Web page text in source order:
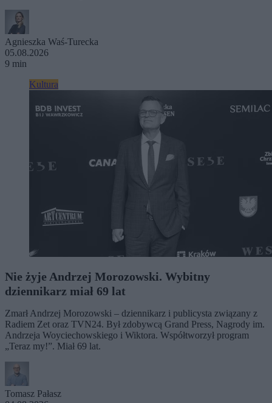
Agnieszka Waś-Turecka
05.08.2026
9 min
Kultura
Nie żyje Andrzej Morozowski. Wybitny
dziennikarz miał 69 lat
Zmarł Andrzej Morozowski – dziennikarz i publicysta związany z
Radiem Zet oraz TVN24. Był zdobywcą Grand Press, Nagrody im.
Andrzeja Woyciechowskiego i Wiktora. Współtworzył program
„Teraz my!”. Miał 69 lat.
Tomasz Pałasz